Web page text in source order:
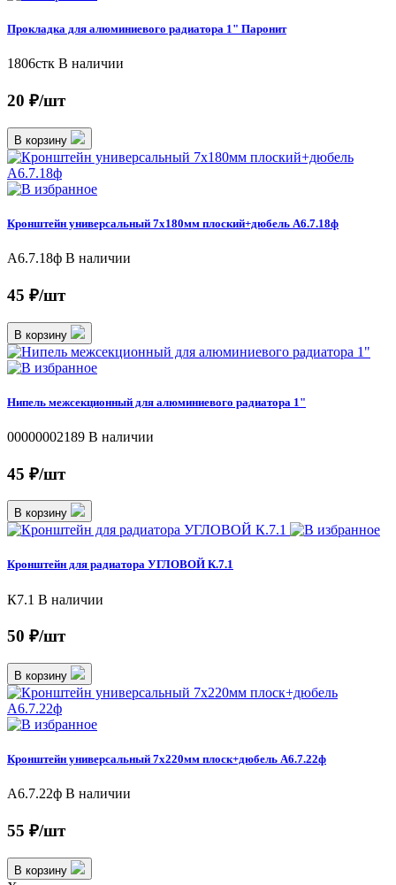
Прокладка для алюминиевого радиатора 1" Паронит
1806стк В наличии
20 ₽/шт
В корзину
Кронштейн универсальный 7х180мм плоский+дюбель А6.7.18ф
А6.7.18ф В наличии
45 ₽/шт
В корзину
Нипель межсекционный для алюминиевого радиатора 1"
00000002189 В наличии
45 ₽/шт
В корзину
Кронштейн для радиатора УГЛОВОЙ К.7.1
К7.1 В наличии
50 ₽/шт
В корзину
Кронштейн универсальный 7х220мм плоск+дюбель А6.7.22ф
А6.7.22ф В наличии
55 ₽/шт
В корзину